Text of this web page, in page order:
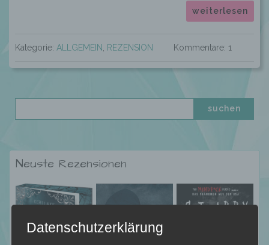
weiterlesen
Kategorie: ALLGEMEIN, REZENSION Kommentare: 1
Neuste Rezensionen
Datenschutzerklärung